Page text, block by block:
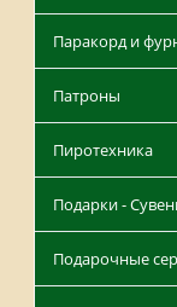
Паракорд и
Патроны
Пиротехника
Подарки -
Подарочные